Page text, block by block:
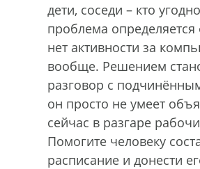
дети, соседи – кто
проблема
нет активности за
вообще. Решением
разговор с
он просто не умеет
сейчас в разгаре
Помогите человеку
расписание и донести